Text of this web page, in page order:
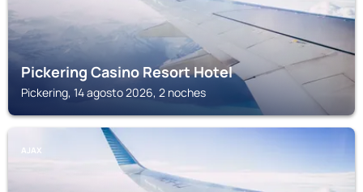
Pickering Casino Resort Hotel
Pickering, 14 agosto 2026, 2 noches
AJAX